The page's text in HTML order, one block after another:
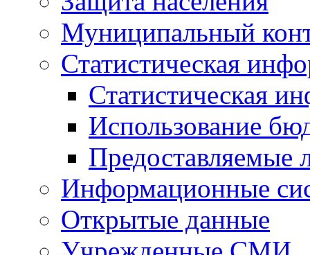
Муниципальный
Статистическая
Статистическая
Использование
Предоставляемые
Информационные
Открытые данные